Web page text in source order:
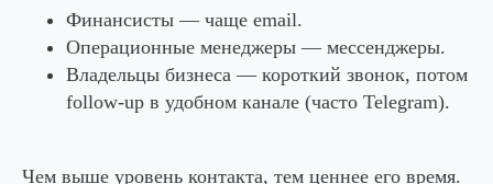
Финансисты — чаще email.
Операционные менеджеры — мессенджеры.
Владельцы бизнеса — короткий звонок, потом
follow-up в удобном канале (часто Telegram).
Чем выше уровень контакта, тем ценнее его время.